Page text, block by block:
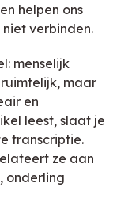
helpen ons
verbinden.
menselijk
maar
en
leest, slaat je
transcriptie.
ze aan
onderling